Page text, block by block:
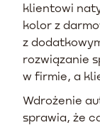
klientowi
kolor z
z
rozwiązanie
w firmie, a
Wdrożenie
sprawia, że